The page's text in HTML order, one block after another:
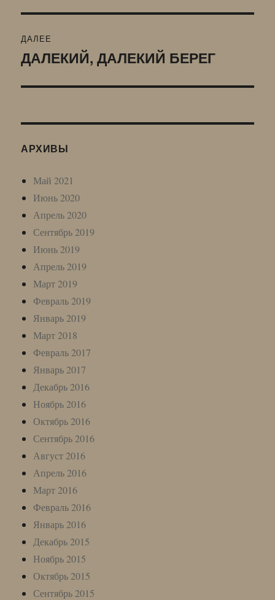
ДАЛЕЕ
Следующая
ДАЛЕКИЙ, ДАЛЕКИЙ БЕРЕГ
АРХИВЫ
Май 2021
Июнь 2020
Апрель 2020
Сентябрь 2019
Июнь 2019
Апрель 2019
Март 2019
Февраль 2019
Январь 2019
Март 2018
Февраль 2017
Январь 2017
Декабрь 2016
Ноябрь 2016
Октябрь 2016
Сентябрь 2016
Август 2016
Апрель 2016
Март 2016
Февраль 2016
Январь 2016
Декабрь 2015
Ноябрь 2015
Октябрь 2015
Сентябрь 2015